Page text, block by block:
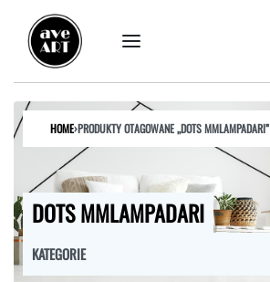
HOME›PRODUKTY OTAGOWANE „DOTS MMLAMPADARI”
DOTS MMLAMPADARI
KATEGORIE